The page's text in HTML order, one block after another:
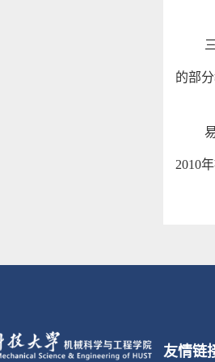
的部
2010
友情链